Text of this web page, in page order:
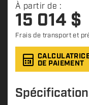
À partir de :
15 014 $
Frais de transport et
DE PAIEMENT